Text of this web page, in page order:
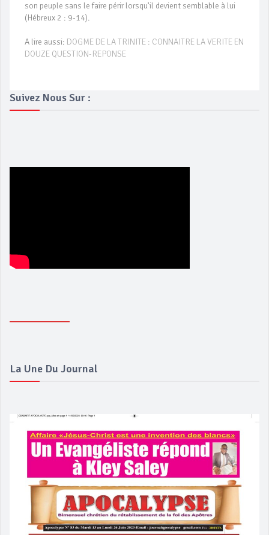
son peuple sans le faire périr lorsqu’il devient semblable à lui
(Hébreux 2 : 9-14).
A lire aussi: DOGME DE LA TRINITE : CONNAITRE LA VERITE EN
DOUZE QUESTION-REPONSE
Suivez Nous Sur :
La Une Du Journal